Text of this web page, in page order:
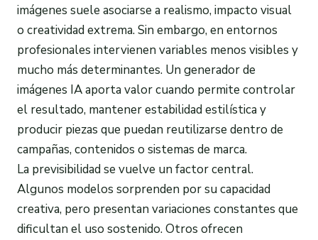
imágenes suele asociarse a realismo, impacto visual
o creatividad extrema. Sin embargo, en entornos
profesionales intervienen variables menos visibles y
mucho más determinantes. Un generador de
imágenes IA aporta valor cuando permite controlar
el resultado, mantener estabilidad estilística y
producir piezas que puedan reutilizarse dentro de
campañas, contenidos o sistemas de marca.
La previsibilidad se vuelve un factor central.
Algunos modelos sorprenden por su capacidad
creativa, pero presentan variaciones constantes que
dificultan el uso sostenido. Otros ofrecen